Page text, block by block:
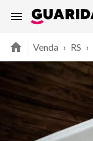
Venda › RS ›